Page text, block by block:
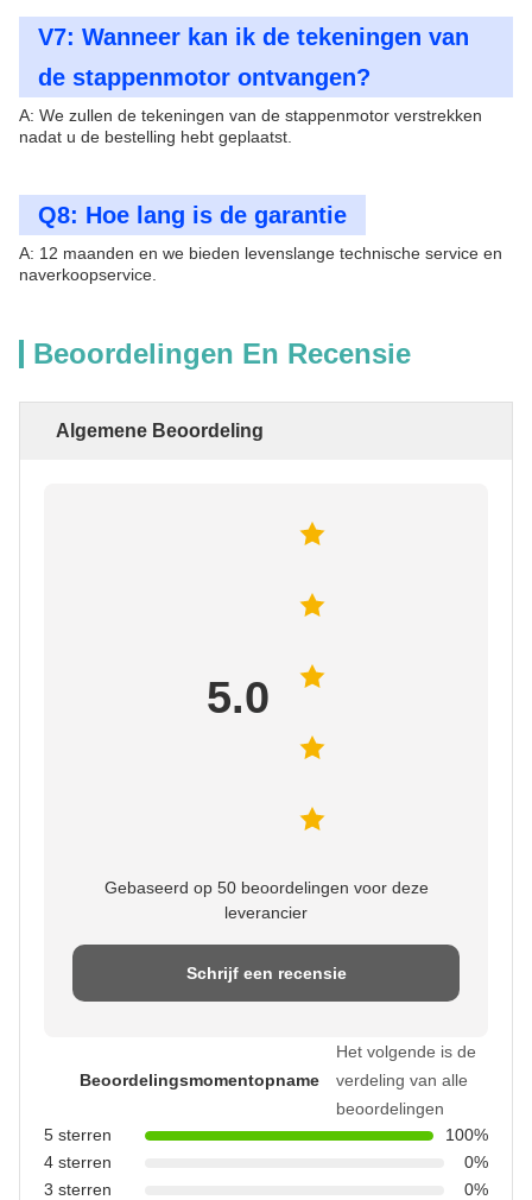
V7: Wanneer kan ik de tekeningen van
de stappenmotor ontvangen?
A: We zullen de tekeningen van de stappenmotor verstrekken
nadat u de bestelling hebt geplaatst.
Q8: Hoe lang is de garantie
A: 12 maanden en we bieden levenslange technische service en
naverkoopservice.
Beoordelingen En Recensie
Algemene Beoordeling
5.0
Gebaseerd op 50 beoordelingen voor deze
leverancier
Schrijf een recensie
Beoordelingsmomentopname
Het volgende is de
verdeling van alle
beoordelingen
5 sterren
100%
4 sterren
0%
3 sterren
0%